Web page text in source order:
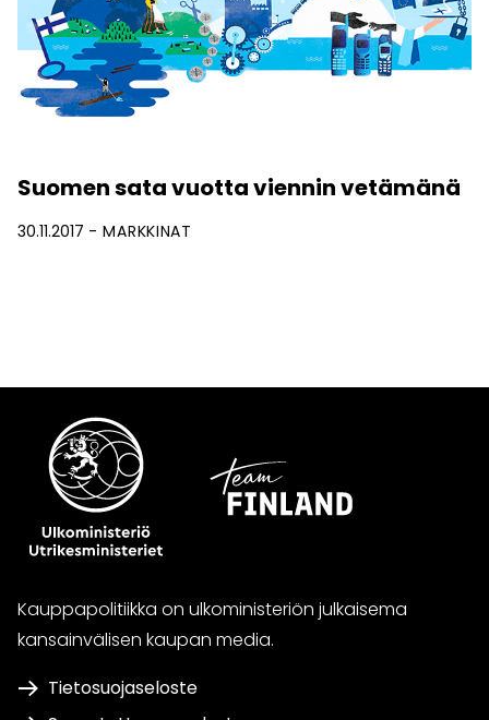
Suomen sata vuotta viennin vetämänä
30.11.2017 MARKKINAT
Kauppapolitiikka on ulkoministeriön julkaisema
kansainvälisen kaupan media.
Tietosuojaseloste